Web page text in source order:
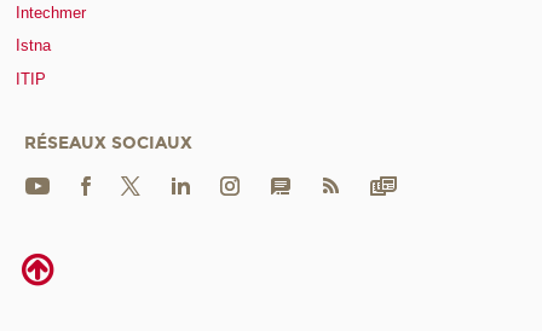
Intechmer
Istna
ITIP
RÉSEAUX SOCIAUX